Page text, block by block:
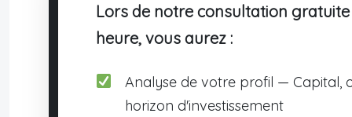
Lors de notre consultation gratuite
heure, vous aurez :
Analyse de votre profil — Capital,
horizon d'investissement